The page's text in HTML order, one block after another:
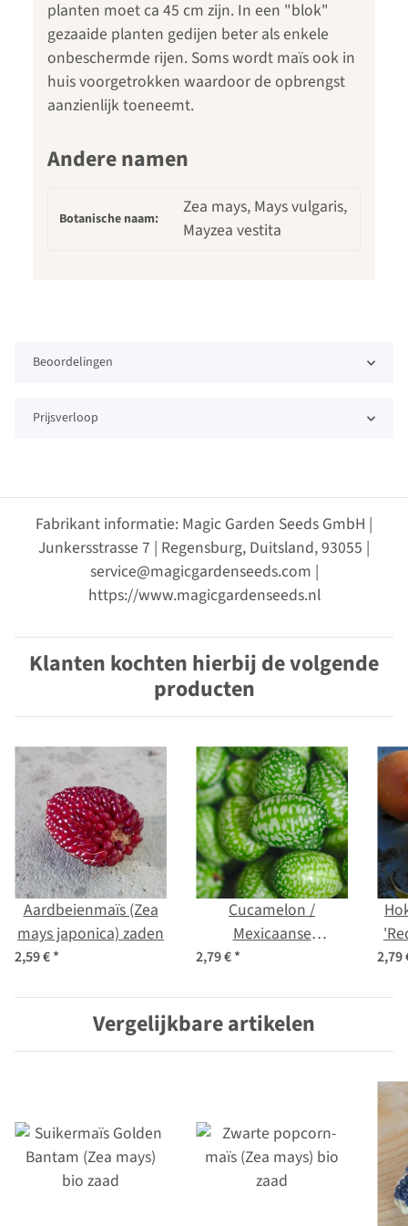
planten moet ca 45 cm zijn. In een "blok"
gezaaide planten gedijen beter als enkele
onbeschermde rijen. Soms wordt maïs ook in
huis voorgetrokken waardoor de opbrengst
aanzienlijk toeneemt.
Andere namen
Botanische naam:
Zea mays, Mays vulgaris,
Mayzea vestita
Beoordelingen
Prijsverloop
Fabrikant informatie: Magic Garden Seeds GmbH |
Junkersstrasse 7 | Regensburg, Duitsland, 93055 |
service@magicgardenseeds.com |
https://www.magicgardenseeds.nl
Klanten kochten hierbij de volgende
producten
Aardbeienmaïs (Zea
mays japonica) zaden
2,59 €*
Cucamelon /
Mexicaanse
minikomkommer
zaden
2,79 €* 2,79
Vergelijkbare artikelen